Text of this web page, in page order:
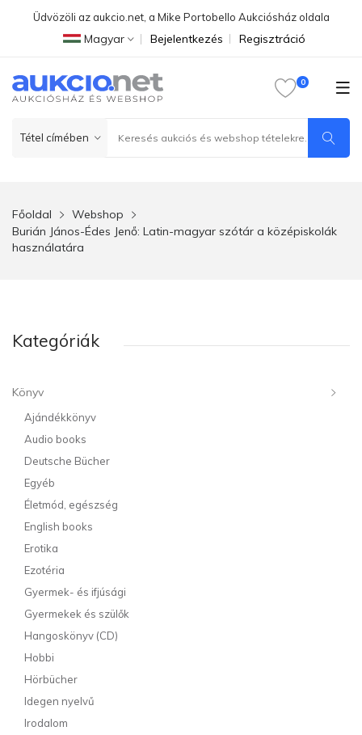
Üdvözöli az aukcio.net, a Mike Portobello Aukciósház oldala
Magyar Bejelentkezés Regisztráció
Főoldal
Webshop
Burián János-Édes Jenő: Latin-magyar szótár a középiskolák
használatára
Kategóriák
Könyv
Ajándékkönyv
Audio books
Deutsche Bücher
Egyéb
Életmód, egészség
English books
Erotika
Ezotéria
Gyermek- és ifjúsági
Gyermekek és szülők
Hangoskönyv (CD)
Hobbi
Hörbücher
Idegen nyelvű
Irodalom